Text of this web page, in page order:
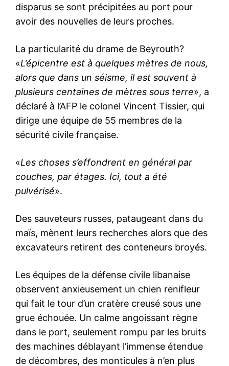
disparus se sont précipitées au port pour
avoir des nouvelles de leurs proches.
La particularité du drame de Beyrouth?
«L’épicentre est à quelques mètres de nous,
alors que dans un séisme, il est souvent à
plusieurs centaines de mètres sous terre», a
déclaré à l’AFP le colonel Vincent Tissier, qui
dirige une équipe de 55 membres de la
sécurité civile française.
«Les choses s’effondrent en général par
couches, par étages. Ici, tout a été
pulvérisé».
Des sauveteurs russes, pataugeant dans du
maïs, mènent leurs recherches alors que des
excavateurs retirent des conteneurs broyés.
Les équipes de la défense civile libanaise
observent anxieusement un chien renifleur
qui fait le tour d’un cratère creusé sous une
grue échouée. Un calme angoissant règne
dans le port, seulement rompu par les bruits
des machines déblayant l’immense étendue
de décombres, des monticules à n’en plus